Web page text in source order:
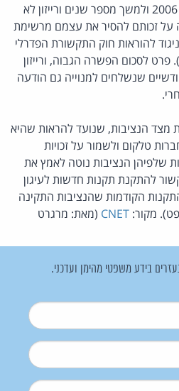
הנציבות טענה כי החל משנת 2006 ולמשך מספר שנים ורייזון לא
על זכותם להסיר את עצמם מרשימת
להוראות חוק התקשורת הפדרלי
(ה - Communications Act). פרט לסכום הפשרה הגבוה, ורייזון
שנשלחים למנוייה גם הודעה
מצד הנציבות, שנועד להראות שהיא
טלקום ולשמור על זכויות
שלפיהן הנציבות נוטה לאמץ את
להתקנת תקנות חדשות לעיגון
הקודמות שהנציבות התקינה
מקור: CNET (מאת: מרגרט
בידע משפטי מהימן ועדכני.